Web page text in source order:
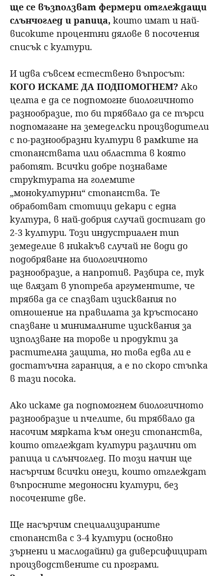
ще се възползват фермери отглеждащи
слънчоглед и рапица, които имат и най-
високите процентни дялове в посочения
списък с култури.
И идва съвсем естествено въпросът:
КОГО ИСКАМЕ ДА ПОДПОМОГНЕМ? Ако
целта е да се подпомогне биологичното
разнообразие, то би трябвало да се търси
подпомагане на земеделски производители
с по-разнообразни култури в рамките на
стопанствата или областта в която
работят. Всички добре познаваме
структурата на големите
„монокултурни“ стопанства. Те
обработват стотици декари с една
култура, в най-добрия случай достигат до
2-3 култури. Този индустриален тип
земеделие в никакъв случай не води до
подобряване на биологичното
разнообразие, а напротив. Разбира се, тук
ще влязат в употреба аргументите, че
трябва да се спазват изисквания по
отношение на правилата за кръстосано
спазване и минималните изисквания за
използване на торове и продукти за
растителна защита, но това едва ли е
достатъчна гаранция, а е по скоро стъпка
в тази посока.
Ако искаме да подпомогнем биологичното
разнообразие и пчелите, би трябвало да
насочим мярката към онези стопанства,
които отглеждат култури различни от
рапица и слънчоглед. По този начин ще
насърчим всички онези, които отглеждат
въпросните медоносни култури, без
посочените две.
Ще насърчим специализираните
стопанства с 3-4 култури (основно
зърнени и маслодайни) да диверсифицират
производствените си програми.